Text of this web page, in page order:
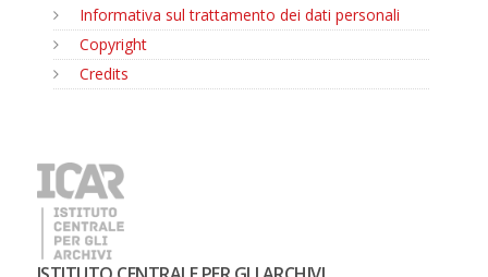
Informativa sul trattamento dei dati personali
Copyright
Credits